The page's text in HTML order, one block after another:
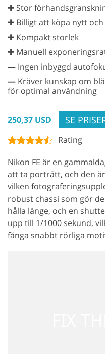
✚ Stor
✚ Billigt att köpa nytt
✚ Kompakt storlek
✚ Manuell
— Ingen inbyggd
— Kräver kunskap om
för optimal användning
250,37 USD SE
Rating
Nikon FE är en
att ta porträtt, och den
vilken
robust chassi som gör
hålla länge, och en
upp till 1/1000 sekund,
fånga snabbt rörliga